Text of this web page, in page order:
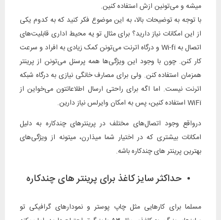
میشه و می‌تونین ازش استفاده کنین.
با توجه به توضیحات بالا، به این موضوع فکر کنید که به کدوم یکی
از این امکانات نیاز دارید؟ برای مثال تو یه محیط اداری قابلیت‌های
اتصال به Wi-fi و درگاه اترنت می‌تونن کمک زیادی به افراد و سرعت
کار کنن. چون با وجود این ویژگی‌ها همه پرسنل می‌تونن از پرینتر
همزمان استفاده کنن. ولی برای مصارف خانگی نیازی به درگاه شبکه
اترنت نیست. اما اگه برای راحتی ارسال اطلاعاتتون می‌خواین از
WiFi استفاده کنین، پس به امکان وایرلس نیاز دارین.
درواقع وجود اتصال‌های مختلف در پرینترهای چندکاره به دلیل
امکانات بیشتری که در اختیار شما میذارن، میتونه از ویژگی‌های
بهترین پرینتر های چندکاره باشه.
حداکثر سایز کاغذ برای پرینتر های چندکاره
مسلما برای کارهایی مثل چاپ پوستر و نمودارهای گرافیکی تو